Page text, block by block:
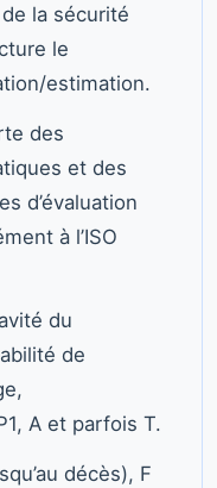
la sécurité
le
estimation.
des
et des
d’évaluation
à l’ISO
du
de
A et parfois T.
décès), F